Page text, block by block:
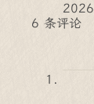
6 条评论